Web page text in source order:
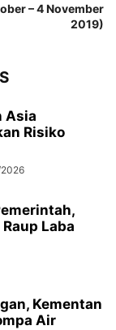
– 4 November
2019)
Asia
Risiko
Laba
Kementan
Air